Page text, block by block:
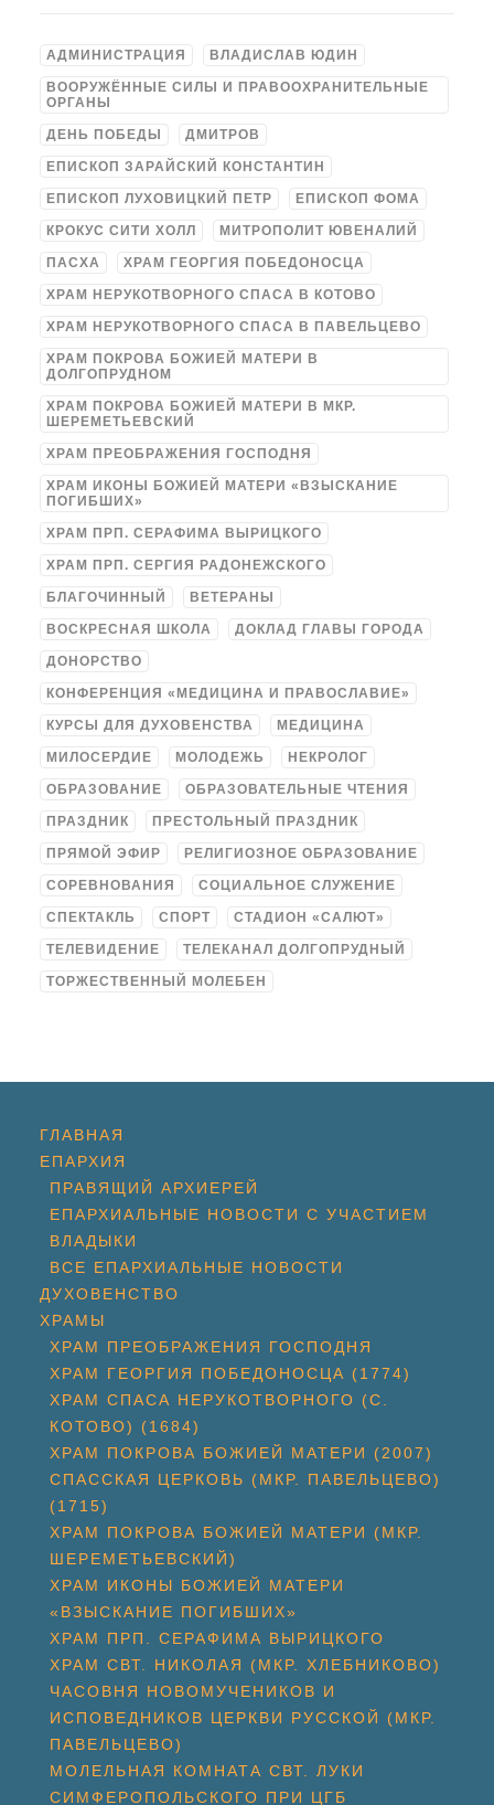
АДМИНИСТРАЦИЯ ВЛАДИСЛАВ ЮДИН
ВООРУЖЁННЫЕ СИЛЫ И ПРАВООХРАНИТЕЛЬНЫЕ
ОРГАНЫ
ДЕНЬ ПОБЕДЫ ДМИТРОВ
ЕПИСКОП ЗАРАЙСКИЙ КОНСТАНТИН
ЕПИСКОП ЛУХОВИЦКИЙ ПЕТР ЕПИСКОП ФОМА
КРОКУС СИТИ ХОЛЛ МИТРОПОЛИТ ЮВЕНАЛИЙ
ПАСХА ХРАМ ГЕОРГИЯ ПОБЕДОНОСЦА
ХРАМ НЕРУКОТВОРНОГО СПАСА В КОТОВО
ХРАМ НЕРУКОТВОРНОГО СПАСА В ПАВЕЛЬЦЕВО
ХРАМ ПОКРОВА БОЖИЕЙ МАТЕРИ В
ДОЛГОПРУДНОМ
ХРАМ ПОКРОВА БОЖИЕЙ МАТЕРИ В МКР.
ШЕРЕМЕТЬЕВСКИЙ
ХРАМ ПРЕОБРАЖЕНИЯ ГОСПОДНЯ
ХРАМ ИКОНЫ БОЖИЕЙ МАТЕРИ «ВЗЫСКАНИЕ
ПОГИБШИХ»
ХРАМ ПРП. СЕРАФИМА ВЫРИЦКОГО
ХРАМ ПРП. СЕРГИЯ РАДОНЕЖСКОГО
БЛАГОЧИННЫЙ ВЕТЕРАНЫ
ВОСКРЕСНАЯ ШКОЛА ДОКЛАД ГЛАВЫ ГОРОДА
ДОНОРСТВО
КОНФЕРЕНЦИЯ «МЕДИЦИНА И ПРАВОСЛАВИЕ»
КУРСЫ ДЛЯ ДУХОВЕНСТВА МЕДИЦИНА
МИЛОСЕРДИЕ МОЛОДЕЖЬ НЕКРОЛОГ
ОБРАЗОВАНИЕ ОБРАЗОВАТЕЛЬНЫЕ ЧТЕНИЯ
ПРАЗДНИК ПРЕСТОЛЬНЫЙ ПРАЗДНИК
ПРЯМОЙ ЭФИР РЕЛИГИОЗНОЕ ОБРАЗОВАНИЕ
СОРЕВНОВАНИЯ СОЦИАЛЬНОЕ СЛУЖЕНИЕ
СПЕКТАКЛЬ СПОРТ СТАДИОН «САЛЮТ»
ТЕЛЕВИДЕНИЕ ТЕЛЕКАНАЛ ДОЛГОПРУДНЫЙ
ТОРЖЕСТВЕННЫЙ МОЛЕБЕН
ГЛАВНАЯ
ЕПАРХИЯ
ПРАВЯЩИЙ АРХИЕРЕЙ
ЕПАРХИАЛЬНЫЕ НОВОСТИ С УЧАСТИЕМ
ВЛАДЫКИ
ВСЕ ЕПАРХИАЛЬНЫЕ НОВОСТИ
ДУХОВЕНСТВО
ХРАМЫ
ХРАМ ПРЕОБРАЖЕНИЯ ГОСПОДНЯ
ХРАМ ГЕОРГИЯ ПОБЕДОНОСЦА (1774)
ХРАМ СПАСА НЕРУКОТВОРНОГО (С.
КОТОВО) (1684)
ХРАМ ПОКРОВА БОЖИЕЙ МАТЕРИ (2007)
СПАССКАЯ ЦЕРКОВЬ (МКР. ПАВЕЛЬЦЕВО)
(1715)
ХРАМ ПОКРОВА БОЖИЕЙ МАТЕРИ (МКР.
ШЕРЕМЕТЬЕВСКИЙ)
ХРАМ ИКОНЫ БОЖИЕЙ МАТЕРИ
«ВЗЫСКАНИЕ ПОГИБШИХ»
ХРАМ ПРП. СЕРАФИМА ВЫРИЦКОГО
ХРАМ СВТ. НИКОЛАЯ (МКР. ХЛЕБНИКОВО)
ЧАСОВНЯ НОВОМУЧЕНИКОВ И
ИСПОВЕДНИКОВ ЦЕРКВИ РУССКОЙ (МКР.
ПАВЕЛЬЦЕВО)
МОЛЕЛЬНАЯ КОМНАТА СВТ. ЛУКИ
СИМФЕРОПОЛЬСКОГО ПРИ ЦГБ